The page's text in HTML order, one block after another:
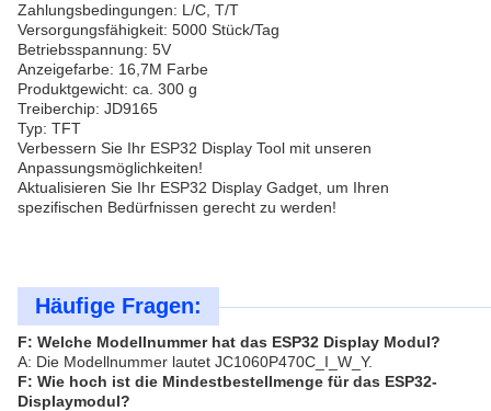
Zahlungsbedingungen: L/C, T/T
Versorgungsfähigkeit: 5000 Stück/Tag
Betriebsspannung: 5V
Anzeigefarbe: 16,7M Farbe
Produktgewicht: ca. 300 g
Treiberchip: JD9165
Typ: TFT
Verbessern Sie Ihr ESP32 Display Tool mit unseren
Anpassungsmöglichkeiten!
Aktualisieren Sie Ihr ESP32 Display Gadget, um Ihren
spezifischen Bedürfnissen gerecht zu werden!
Häufige Fragen:
F: Welche Modellnummer hat das ESP32 Display Modul?
A: Die Modellnummer lautet JC1060P470C_I_W_Y.
F: Wie hoch ist die Mindestbestellmenge für das ESP32-
Displaymodul?